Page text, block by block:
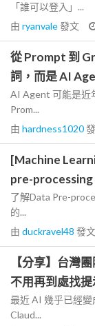
「誰可以登入」...
由 ryanvale發文
從 Prompt 到
詞，而是 AI
AI Agent 可能是近
Prom...
由 hardness1020
[Machine
pre-
了解Data Pre-
的...
由 duckravel48 發文
【分享】台灣
不用再到處找提
最近 AI 幾乎已經
Claud...